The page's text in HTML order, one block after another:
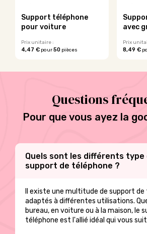
sur
page
du
produit
sur
du
produit
Support téléphone
pour voiture
Prix unitaire :
4,47 € pour50 pièces
variations.
options
choisies
sur
la
page
produit
avec
Prix
8,49 €
Les
options
peuvent
sur
produit
Questions
Pour que vous ayez la
Quels sont les différents type
support de téléphone ?
Il existe une multitude de support
adaptés à différentes utilisations.
bureau, en voiture ou à la maison, le
téléphone est l'allié idéal qui vous